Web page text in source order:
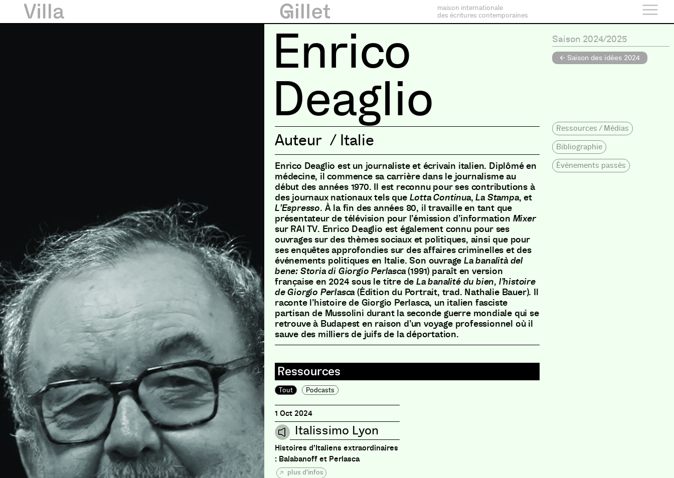
maison internationale
des écritures contemporaines
Enrico
Deaglio
Auteur / Italie
Enrico Deaglio est un journaliste et écrivain italien. Diplômé en
médecine, il commence sa carrière dans le journalisme au
début des années 1970. Il est reconnu pour ses contributions à
des journaux nationaux tels que Lotta Continua,La Stampa, et
L’Espresso. À la fin des années 80, il travaille en tant que
présentateur de télévision pour l’émission d’information Mixer
sur RAI TV. Enrico Deaglio est également connu pour ses
ouvrages sur des thèmes sociaux et politiques, ainsi que pour
ses enquêtes approfondies sur des affaires criminelles et des
événements politiques en Italie. Son ouvrage La banalità del
bene: Storia di Giorgio Perlasca(1991) paraît en version
française en 2024 sous le titre de La banalité du bien, l’histoire
de Giorgio Perlasca (Édition du Portrait, trad. Nathalie Bauer). Il
raconte l’histoire de Giorgio Perlasca, un italien fasciste
partisan de Mussolini durant la seconde guerre mondiale qui se
retrouve à Budapest en raison d’un voyage professionnel où il
sauve des milliers de juifs de la déportation.
Tout Podcasts
1 Oct 2024
Italissimo Lyon
Histoires d’Italiens extraordinaires
: Balabanoff et Perlasca
plus d'infos
Saison 2024/2025
← Saison des idées 2024
Ressources / Médias
Bibliographie
Évènements passés